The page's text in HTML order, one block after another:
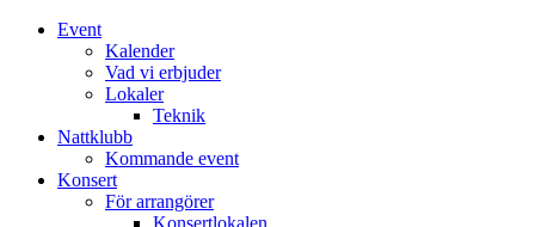
Event
Kalender
Vad vi erbjuder
Lokaler
Teknik
Nattklubb
Kommande event
Konsert
För arrangörer
Konsertlokalen